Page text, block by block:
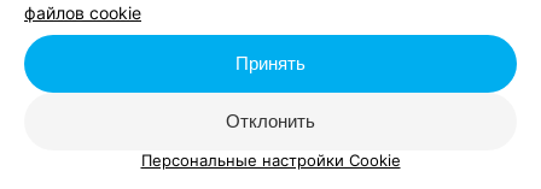
файлов cookie
Отклонить
Принять
Персональные настройки Cookie